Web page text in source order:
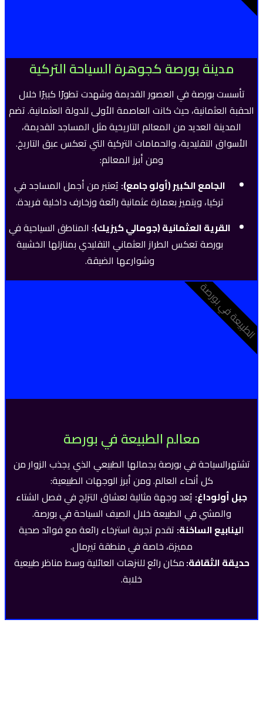
مدينة بورصة كجوهرة السياحة التركية
تأسست بورصة في العصور القديمة وشهدت تطورًا كبيرًا خلال
الحقبة العثمانية، حيث كانت العاصمة الأولى للدولة العثمانية. تضم
المدينة العديد من المعالم التاريخية مثل المساجد القديمة،
الأسواق التقليدية، والحمامات التركية التي تعكس عبق التاريخ.
ومن أبرز المعالم:
الجامع الكبير (أولو جامع): يُعتبر من أجمل المساجد في
تركيا، ويتميز بعمارة عثمانية رائعة وزخارف داخلية فريدة.
القرية العثمانية (جومالي كيزيك): المناطق السياحية في
بورصة تعكس الطراز العثماني التقليدي بمنازلها الخشبية
وشوارعها الضيقة.
معالم الطبيعة في بورصة
تشتهرالسياحة في بورصة بجمالها الطبيعي الذي يجذب الزوار من
كل أنحاء العالم. ومن أبرز الوجهات الطبيعية:
جبل أولوداغ: يُعد وجهة مثالية لعشاق التزلج في فصل الشتاء
والمشي في الطبيعة خلال الصيف السياحة في بورصة.
الينابيع الساخنة: تقدم تجربة استرخاء رائعة مع فوائد صحية
مميزة، خاصة في منطقة تيرمال.
حديقة الثقافة:مكان رائع للنزهات العائلية وسط مناظر طبيعية
خلابة.
الطبيعة في بورصة